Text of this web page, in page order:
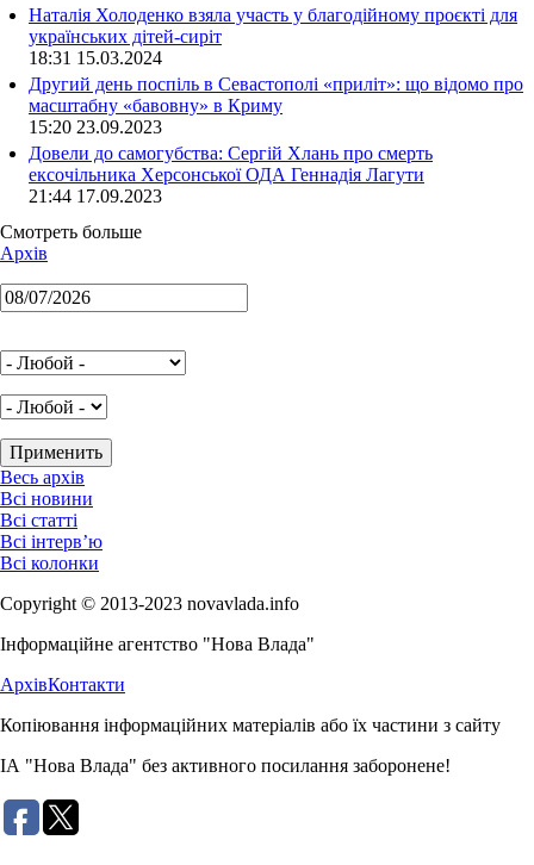
Наталія Холоденко взяла участь у благодійному проєкті для
українських дітей-сиріт
18:31 15.03.2024
Другий день поспіль в Севастополі «приліт»: що відомо про
масштабну «бавовну» в Криму
15:20 23.09.2023
Довели до самогубства: Сергій Хлань про смерть
ексочільника Херсонської ОДА Геннадія Лагути
21:44 17.09.2023
Смотреть больше
Архів
Весь архів
Всі новини
Всі статті
Всі інтерв’ю
Всі колонки
Copyright © 2013-2023 novavlada.info
Інформаційне агентство "Нова Влада"
АрхівКонтакти
Копіювання інформаційних матеріалів або їх частини з сайту
ІА "Нова Влада" без активного посилання заборонене!